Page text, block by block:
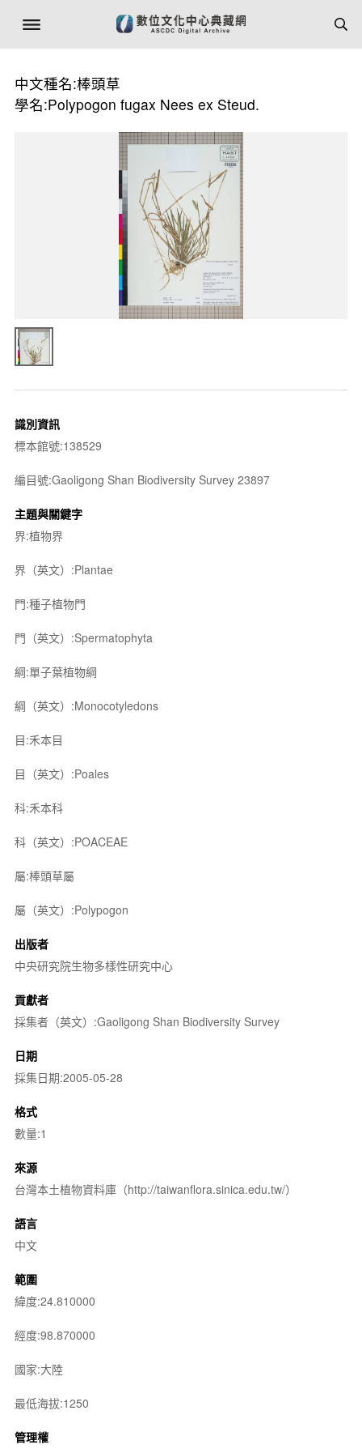
中文種名:棒頭草
學名:Polypogon fugax Nees ex Steud.
識別資訊
標本館號:138529
編目號:Gaoligong Shan Biodiversity Survey 23897
主題與關鍵字
界:植物界
界（英文）:Plantae
門:種子植物門
門（英文）:Spermatophyta
綱:單子葉植物綱
綱（英文）:Monocotyledons
目:禾本目
目（英文）:Poales
科:禾本科
科（英文）:POACEAE
屬:棒頭草屬
屬（英文）:Polypogon
出版者
中央研究院生物多樣性研究中心
貢獻者
採集者（英文）:Gaoligong Shan Biodiversity Survey
日期
採集日期:2005-05-28
格式
數量:1
來源
台灣本土植物資料庫（http://taiwanflora.sinica.edu.tw/）
語言
中文
範圍
緯度:24.810000
經度:98.870000
國家:大陸
最低海拔:1250
管理權